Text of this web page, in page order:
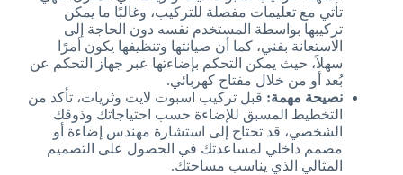
تأتي مع تعليمات مفصلة للتركيب، وغالبًا ما يمكن
تركيبها بواسطة المستخدم نفسه دون الحاجة إلى
الاستعانة بفني، كما أن صيانتها وتنظيفها يكون أمرًا
سهلاً، حيث يمكن التحكم بإضاءتها عبر جهاز التحكم عن
بُعد أو من خلال مفتاح كهربائي.
نصيحة مهمة: قبل تركيب اسبوت لايت وثريات، تأكد من
التخطيط المسبق للإضاءة حسب احتياجاتك وذوقك
الشخصي، قد تحتاج إلى استشارة مهندس إضاءة أو
مصمم داخلي لمساعدتك في الحصول على التصميم
المثالي الذي يناسب مساحتك.